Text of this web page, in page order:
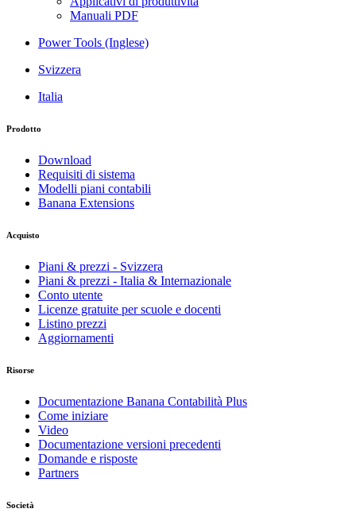
Manuali PDF
Power Tools (Inglese)
Svizzera
Italia
Prodotto
Download
Requisiti di sistema
Modelli piani contabili
Banana Extensions
Acquisto
Piani & prezzi - Svizzera
Piani & prezzi - Italia & Internazionale
Conto utente
Licenze gratuite per scuole e docenti
Listino prezzi
Aggiornamenti
Risorse
Documentazione Banana Contabilità Plus
Come iniziare
Video
Documentazione versioni precedenti
Domande e risposte
Partners
Società